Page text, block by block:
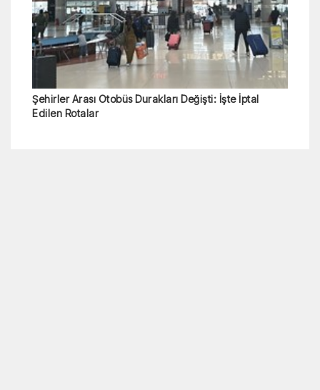
Şehirler Arası Otobüs Durakları Değişti: İşte İptal
Edilen Rotalar